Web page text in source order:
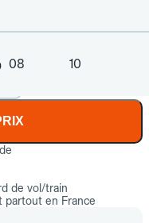
08 10
de vol/train
partout en France